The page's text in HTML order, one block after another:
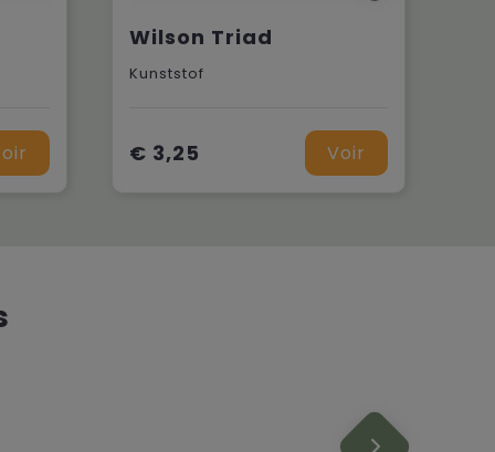
Wilson Triad
Kunststof
€ 3,25 Voir